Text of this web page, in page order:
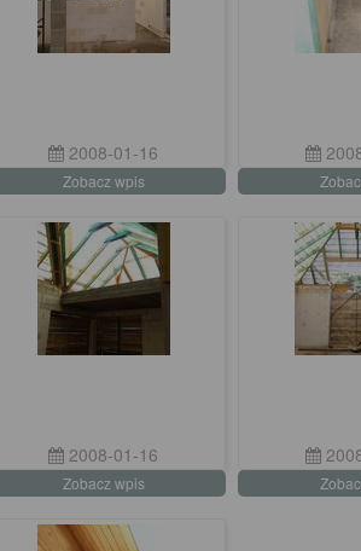
2008-01-16
Zobacz wpis
2008-01-16
Zobacz wpis